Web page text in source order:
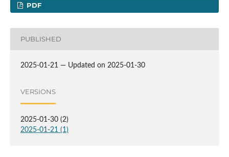
PDF
PUBLISHED
2025-01-21 — Updated on 2025-01-30
VERSIONS
2025-01-30 (2)
2025-01-21 (1)